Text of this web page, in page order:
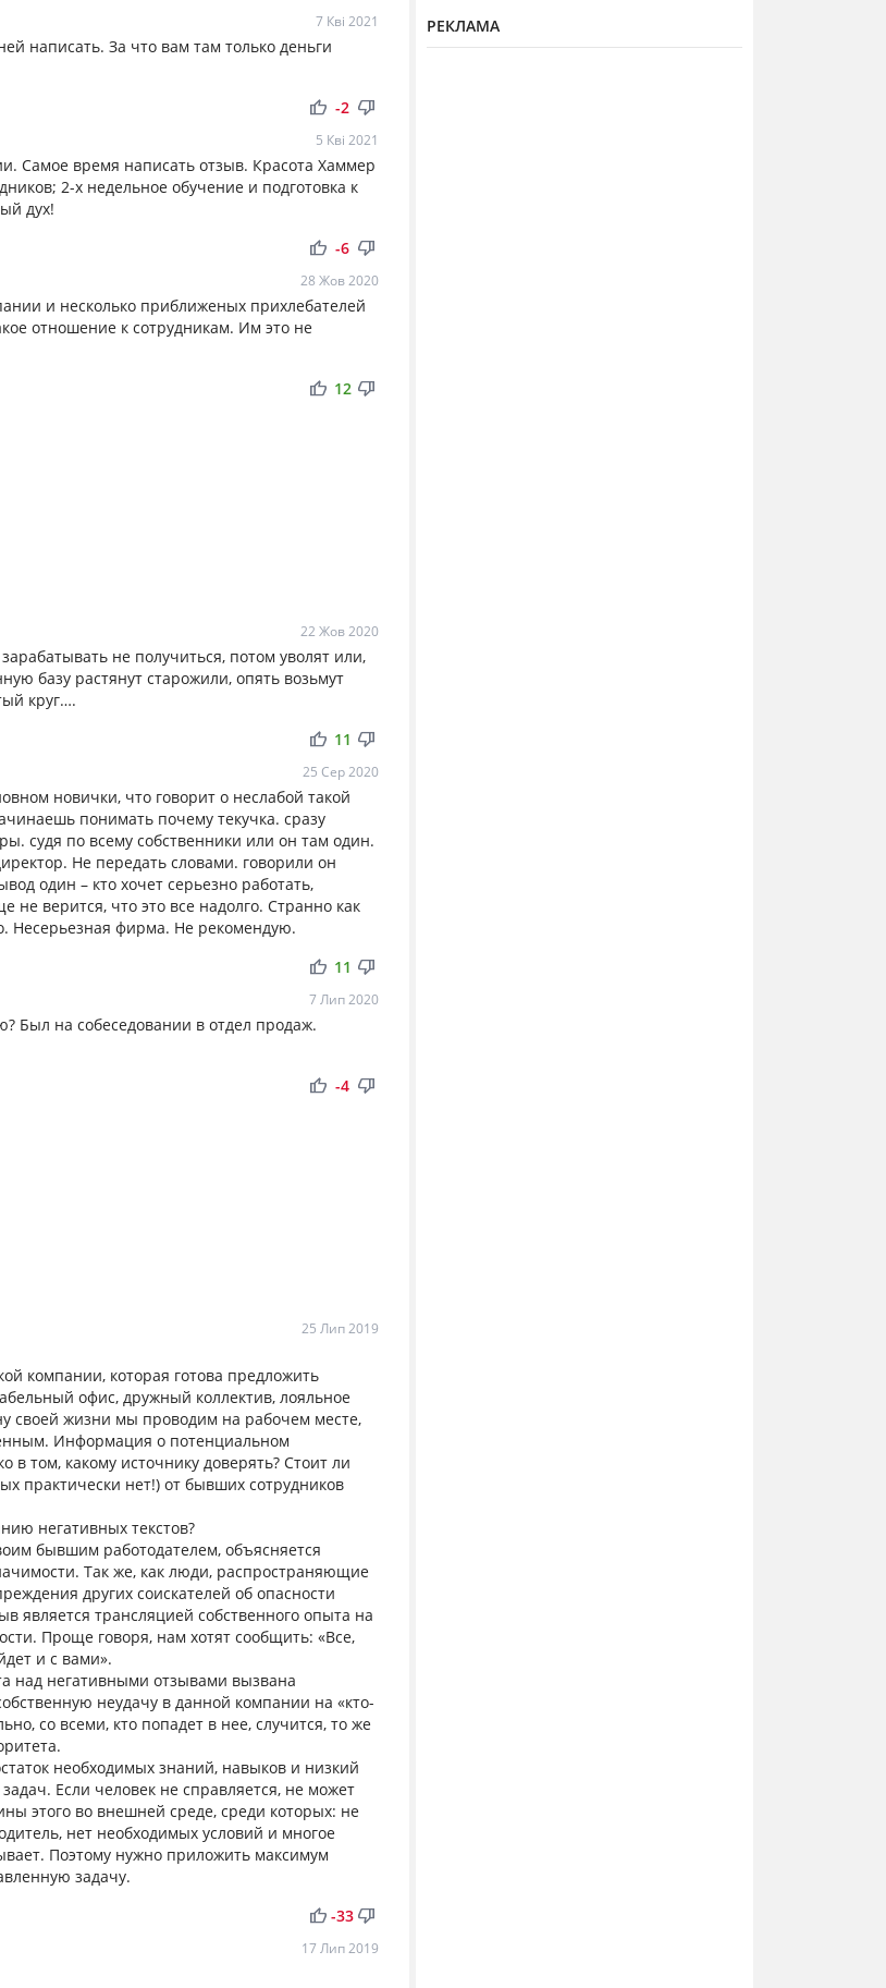
7 Кві 2021
написать. За что вам там только деньги
thumb_up thumb_down
-2
5 Кві 2021
Самое время написать отзыв. Красота Хаммер
2-х недельное обучение и подготовка к
дух!
thumb_up thumb_down
-6
28 Жов 2020
и несколько приближеных прихлебателей
отношение к сотрудникам. Им это не
thumb_up thumb_down
12
22 Жов 2020
не получиться, потом уволят или,
базу растянут старожили, опять возьмут
круг….
thumb_up thumb_down
11
25 Сер 2020
новички, что говорит о неслабой такой
понимать почему текучка. сразу
судя по всему собственники или он там один.
Не передать словами. говорили он
один – кто хочет серьезно работать,
не верится, что это все надолго. Странно как
Несерьезная фирма. Не рекомендую.
thumb_up thumb_down
11
7 Лип 2020
Был на собеседовании в отдел продаж.
thumb_up thumb_down
-4
25 Лип 2019
компании, которая готова предложить
офис, дружный коллектив, лояльное
своей жизни мы проводим на рабочем месте,
Информация о потенциальном
в том, какому источнику доверять? Стоит ли
практически нет!) от бывших сотрудников
негативных текстов?
бывшим работодателем, объясняется
Так же, как люди, распространяющие
других соискателей об опасности
является трансляцией собственного опыта на
Проще говоря, нам хотят сообщить: «Все,
и с вами».
над негативными отзывами вызвана
неудачу в данной компании на «кто-
со всеми, кто попадет в нее, случится, то же
необходимых знаний, навыков и низкий
Если человек не справляется, не может
этого во внешней среде, среди которых: не
нет необходимых условий и многое
Поэтому нужно приложить максимум
задачу.
thumb_up thumb_down
-33
17 Лип 2019
РЕКЛАМА